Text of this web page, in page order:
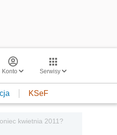
Konto Serwisy
KSeF
kwietnia 2011?